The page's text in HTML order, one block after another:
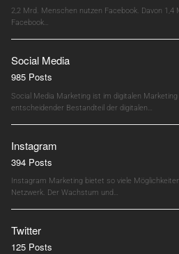
2,2 Mrd. Menschen nutzen Facebook. Davon
Facebook…
Social Media
985 Posts
Social Media Marketing ist im digitalen
entscheidender Bestandteil der digitalen…
Instagram
394 Posts
Instagram Marketing bietet so viele
Netzwerk. Der Wachstum und…
Twitter
125 Posts